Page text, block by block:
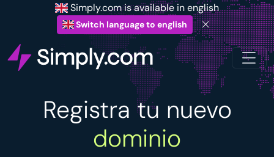
Simply.com is available in english
Switch language to english
Registra tu nuevo
dominio